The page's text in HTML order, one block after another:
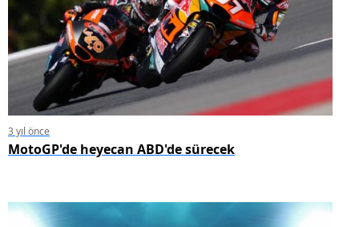
3 yıl önce
MotoGP'de heyecan ABD'de sürecek